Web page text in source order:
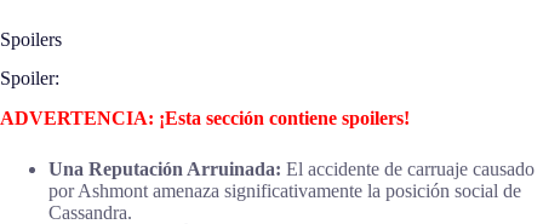
Spoilers
Spoiler:
ADVERTENCIA: ¡Esta sección contiene spoilers!
Una Reputación Arruinada: El accidente de carruaje causado
por Ashmont amenaza significativamente la posición social de
Cassandra.